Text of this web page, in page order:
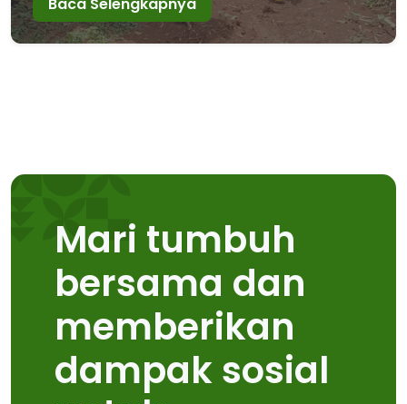
Baca Selengkapnya
Mari tumbuh
bersama dan
memberikan
dampak sosial